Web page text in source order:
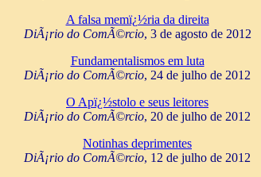
A falsa memï¿½ria da direita
DiÃ¡rio do ComÃ©rcio, 3 de agosto de 2012
Fundamentalismos em luta
DiÃ¡rio do ComÃ©rcio, 24 de julho de 2012
O Apï¿½stolo e seus leitores
DiÃ¡rio do ComÃ©rcio, 20 de julho de 2012
Notinhas deprimentes
DiÃ¡rio do ComÃ©rcio, 12 de julho de 2012